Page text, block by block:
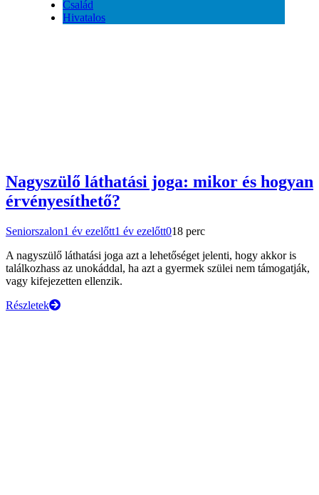
Család
Hivatalos
Nagyszülő láthatási joga: mikor és hogyan
érvényesíthető?
Seniorszalon1 év ezelőtt1 év ezelőtt018 perc
A nagyszülő láthatási joga azt a lehetőséget jelenti, hogy akkor is
találkozhass az unokáddal, ha azt a gyermek szülei nem támogatják,
vagy kifejezetten ellenzik.
Részletek